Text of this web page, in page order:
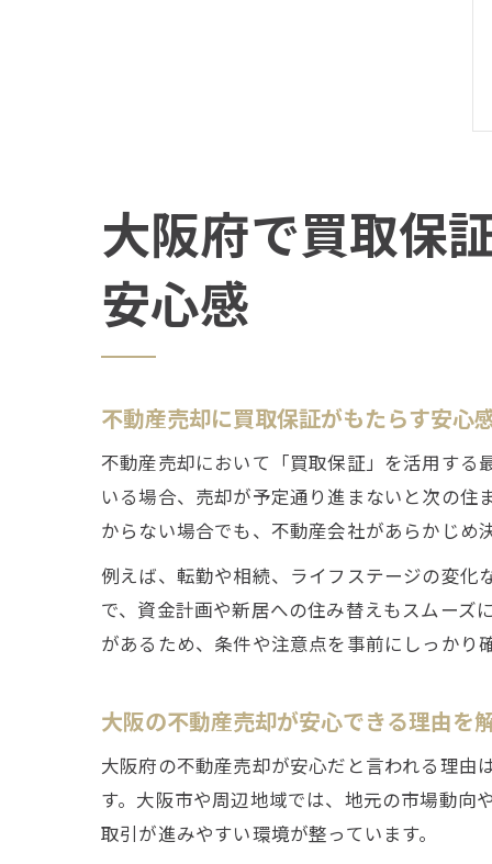
大阪府で買取保
安心感
不動産売却に買取保証がもたらす安心
不動産売却において「買取保証」を活用する
いる場合、売却が予定通り進まないと次の
からない場合でも、不動産会社があらかじめ
例えば、転勤や相続、ライフステージの変化
で、資金計画や新居への住み替えもスムーズ
があるため、条件や注意点を事前にしっかり
大阪の不動産売却が安心できる理由を
大阪府の不動産売却が安心だと言われる理由
す。大阪市や周辺地域では、地元の市場動向
取引が進みやすい環境が整っています。